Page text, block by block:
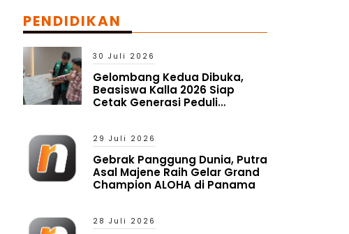
PENDIDIKAN
30 Juli 2026
Gelombang Kedua Dibuka,
Beasiswa Kalla 2026 Siap
Cetak Generasi Peduli
29 Juli 2026
Gebrak Panggung Dunia, Putra
Asal Majene Raih Gelar Grand
Champion ALOHA di Panama
28 Juli 2026